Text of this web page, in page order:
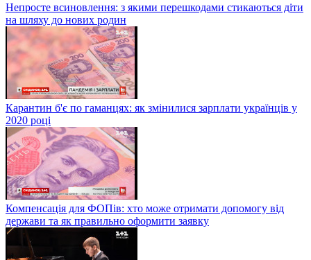
Непросте всиновлення: з якими перешкодами стикаються діти
на шляху до нових родин
Карантин б'є по гаманцях: як змінилися зарплати українців у
2020 році
Компенсація для ФОПів: хто може отримати допомогу від
держави та як правильно оформити заявку